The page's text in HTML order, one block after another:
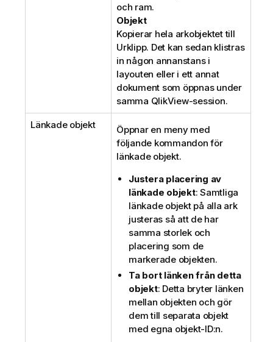
och ram.
Objekt
Kopierar hela arkobjektet till
Urklipp. Det kan sedan klistras
in någon annanstans i
layouten eller i ett annat
dokument som öppnas under
samma QlikView-session.
Länkade objekt
Öppnar en meny med
följande kommandon för
länkade objekt.
Justera placering av
länkade objekt: Samtliga
länkade objekt på alla ark
justeras så att de har
samma storlek och
placering som de
markerade objekten.
Ta bort länken från detta
objekt: Detta bryter länken
mellan objekten och gör
dem till separata objekt
med egna objekt-ID:n.